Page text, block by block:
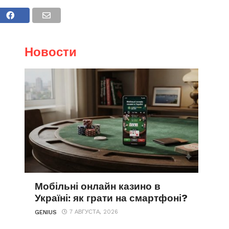
Новости
Мобільні онлайн казино в
Україні: як грати на смартфоні?
GENIUS 7 АВГУСТА, 2026